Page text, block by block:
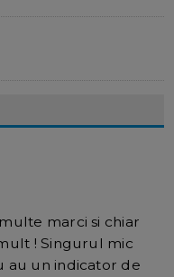
marci si chiar
! Singurul mic
au un indicator de